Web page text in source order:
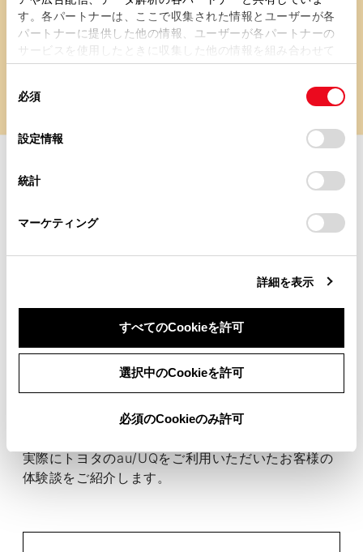
す。各パートナーは、ここで収集された情報とユーザーが各
パートナーに提供した他の情報、ユーザーが各パートナーの
サービスを使用したときに収集した他の情報を組み合わせて
使用することがあります。当ウェブサイトの使用を続行する
デバイスにすべてのCookie(クッキー)が保存されることに同
意したことになります。Cookie(クッキー)のオプトアウト、
設定の変更、同意を撤回したりするにあたっては、当社の
「Cookie（クッキー）情報の取り扱いについて
」をご覧くだ
選
必須
設定情報
統計
マーケティング
詳細を表示
すべてのCookieを許可
選択中のCookieを許可
必須のCookieのみ許可
STEP 4
ご購入後も、ていねいにサポ
ート
ご購入後のお困りごとやご相談も、全国の店舗で承
詳しくは、お近くの店舗までお気軽にお問い合わせ
ください。
お客様の声
実際にトヨタのau/UQをご利用いただいたお客様の
体験談をご紹介します。